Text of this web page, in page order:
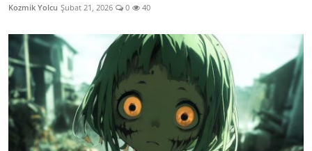
Kozmik Yolcu Şubat 21, 2026 0 40